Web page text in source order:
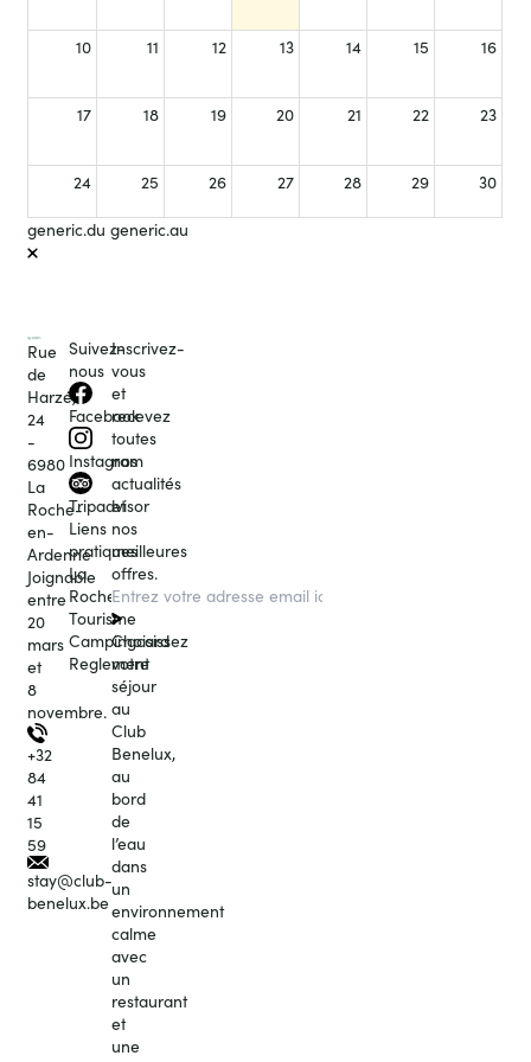
10 11 12 13 14 15 16
17 18 19 20 21 22 23
24 25 26 27 28 29 30
generic.dugeneric.au
Close
Rue
de
Harzé,
24
-
6980
La
Roche-
en-
Ardenne
Joignable
entre
20
mars
et
8
novembre.
+32
84
41
15
59
stay@club-
benelux.be
Suivez-
nous
Facebook
Instagram
Tripadvisor
Liens
pratiques
La
Roche
Tourisme
Campingcard
Reglement
Inscrivez-
vous
et
recevez
toutes
nos
actualités
et
nos
meilleures
offres.
Choisissez
votre
séjour
au
Club
Benelux,
au
bord
de
l’eau
dans
un
environnement
calme
avec
un
restaurant
et
une